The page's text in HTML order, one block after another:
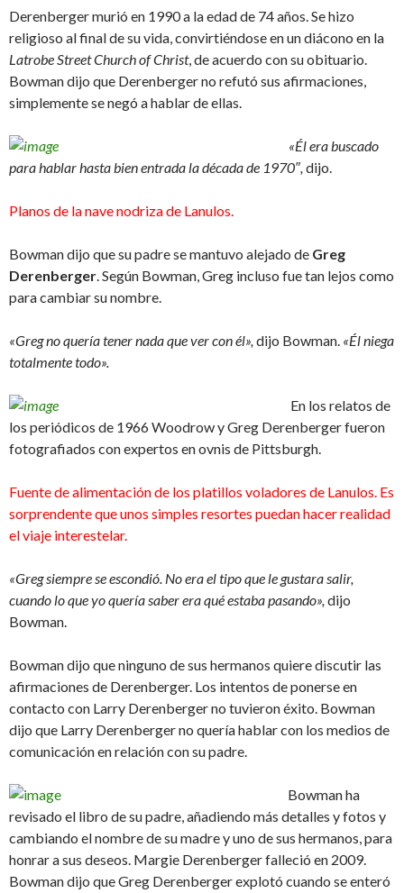
Derenberger murió en 1990 a la edad de 74 años. Se hizo
religioso al final de su vida, convirtiéndose en un diácono en la
Latrobe Street Church of Christ, de acuerdo con su obituario.
Bowman dijo que Derenberger no refutó sus afirmaciones,
simplemente se negó a hablar de ellas.
«Él era buscado
para hablarhasta bien entrada la década de 1970″, dijo.
Planos de la nave nodriza de Lanulos.
Bowman dijo que su padre se mantuvo alejado de Greg
Derenberger. Según Bowman, Greg incluso fue tan lejos como
para cambiar su nombre.
«Greg no quería tener nada que ver con él», dijo Bowman. «Él niega
totalmente todo».
En los relatos de
los periódicos de 1966 Woodrow y Greg Derenberger fueron
fotografiados con expertos en ovnis de Pittsburgh.
Fuente de alimentación de los platillos voladores de Lanulos. Es
sorprendente que unos simples resortes puedan hacer realidad
el viaje interestelar.
«Greg siempre se escondió. No era el tipo que le gustara salir,
cuando lo que yo quería saber era qué estaba pasando», dijo
Bowman.
Bowman dijo que ninguno de sus hermanos quiere discutir las
afirmaciones de Derenberger. Los intentos de ponerse en
contacto con Larry Derenberger no tuvieron éxito. Bowman
dijo que Larry Derenberger no quería hablar con los medios de
comunicación en relación con su padre.
Bowman ha
revisado el libro de su padre, añadiendo más detalles y fotos y
cambiando el nombre de su madre y uno de sus hermanos, para
honrar a sus deseos. Margie Derenberger falleció en 2009.
Bowman dijo que Greg Derenberger explotó cuando se enteró